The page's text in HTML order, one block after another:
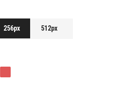
256px 512px